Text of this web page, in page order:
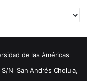
de las Américas
N. San Andrés Cholula,